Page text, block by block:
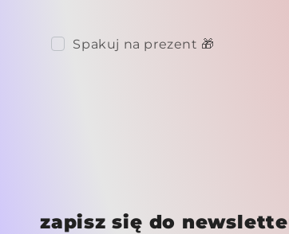
Spakuj na prezent 🎁
zapisz się do